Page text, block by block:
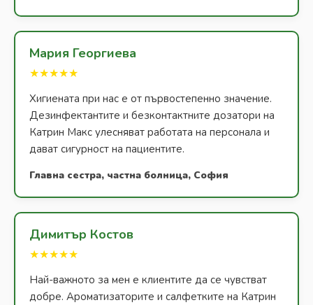
Мария Георгиева
★★★★★
Хигиената при нас е от първостепенно значение.
Дезинфектантите и безконтактните дозатори на
Катрин Макс улесняват работата на персонала и
дават сигурност на пациентите.
Главна сестра, частна болница, София
Димитър Костов
★★★★★
Най-важното за мен е клиентите да се чувстват
добре. Ароматизаторите и салфетките на Катрин